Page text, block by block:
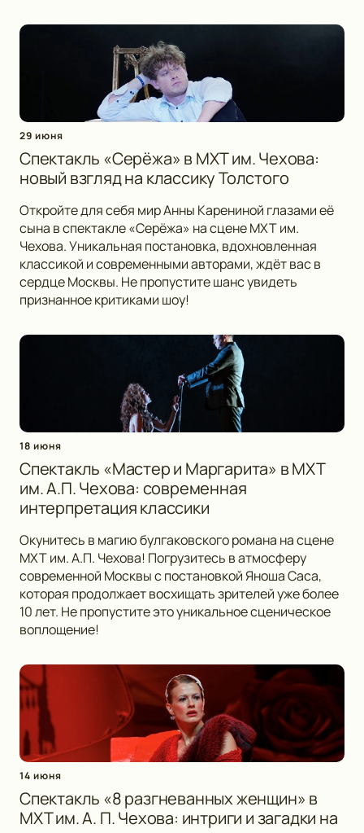
29 июня
Спектакль «Серёжа» в МХТ им. Чехова:
новый взгляд на классику Толстого
Откройте для себя мир Анны Карениной глазами её
сына в спектакле «Серёжа» на сцене МХТ им.
Чехова. Уникальная постановка, вдохновленная
классикой и современными авторами, ждёт вас в
сердце Москвы. Не пропустите шанс увидеть
признанное критиками шоу!
18 июня
Спектакль «Мастер и Маргарита» в МХТ
им. А.П. Чехова: современная
интерпретация классики
Окунитесь в магию булгаковского романа на сцене
МХТ им. А.П. Чехова! Погрузитесь в атмосферу
современной Москвы с постановкой Яноша Саса,
которая продолжает восхищать зрителей уже более
10 лет. Не пропустите это уникальное сценическое
воплощение!
14 июня
Спектакль «8 разгневанных женщин» в
МХТ им. А. П. Чехова: интриги и загадки на